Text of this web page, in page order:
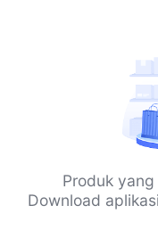
Produk
Download